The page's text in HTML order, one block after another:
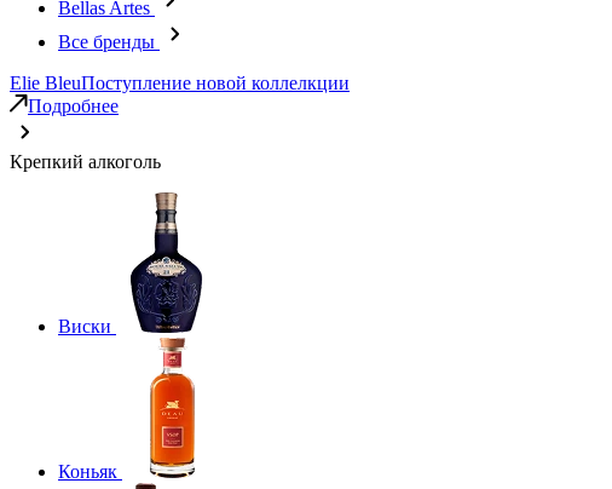
Bellas Artes
Все бренды
Elie BleuПоступление новой коллелкции
Подробнее
Крепкий алкоголь
Виски
Коньяк